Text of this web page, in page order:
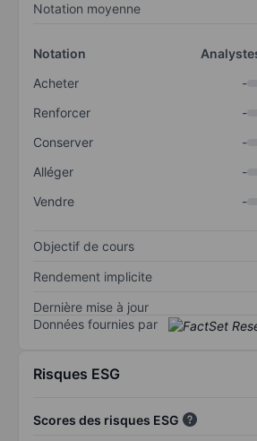
Notation moyenne
Notation
Acheter
-
Renforcer
-
Conserver
-
Alléger
-
Vendre
-
Objectif de cours
Rendement implicite
Dernière mise à jour
Données fournies par
Risques ESG
Scores des risques ESG